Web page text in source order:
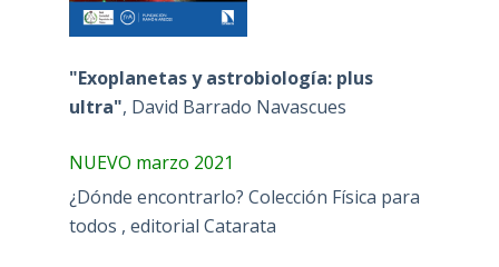
"Exoplanetas y astrobiología: plus
ultra", David Barrado Navascues
NUEVO marzo 2021
¿Dónde encontrarlo? Colección Física para
todos , editorial Catarata